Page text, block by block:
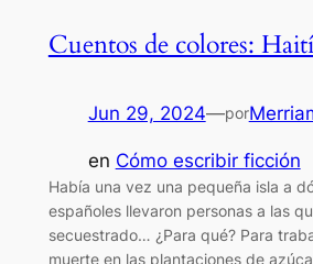
Cuentos de colores: Haití
Jun 29, 2024—por
en Cómo escribir ficción
Había una vez una pequeña isla a
españoles llevaron personas a las
secuestrado… ¿Para qué? Para
muerte en las plantaciones de